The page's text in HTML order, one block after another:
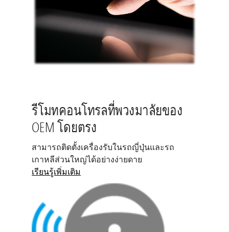
รีโมทคอนโทรลที่พวงมาลัยของ
OEM โดยตรง
สามารถติดตั้งเครื่องรับในรถญี่ปุ่นและรถ
เกาหลีส่วนใหญ่ได้อย่างง่ายดาย
เรียนรู้เพิ่มเติม